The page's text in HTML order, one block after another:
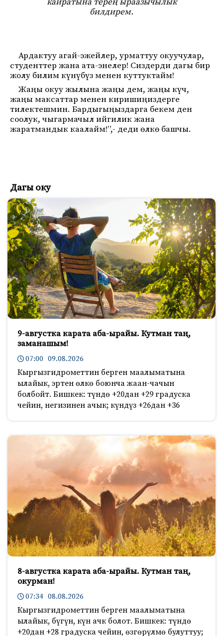
билдирем.
Ардактуу агай-эжейлер, урматтуу окуучулар,
студенттер жана ата-энелер! Сиздерди дагы бир
жолу билим күнүбүз менен куттуктайм!
Жаңы окуу жылына жаңы дем, жаңы күч,
жаңы максаттар менен киришиңиздерге
тилектешмин. Бардыгыңыздарга бекем ден
соолук, чыгармачыл ийгилик жана
жаратмандык каалайм!”,- деди өлкө башчы.
Дагы оку
9-августка карата аба-ырайы. Кутман таң,
заманашым!
07:00 09.08.2026
Кыргызгидрометтин берген маалыматына
ылайык, эртен өлкө боюнча жаан-чачын
болбойт. Бишкек: түндө +20дан +29 градуска
чейин, негизинен ачык; күндүз +26дан +36
8-августка карата аба-ырайы. Кутман таң,
окурман!
07:34 08.08.2026
Кыргызгидрометтин берген маалыматына
ылайык, бүгүн, күн ачк болот. Бишкек: түндө
+20дан +28 градуска чейин, өзгөрүлмө булуттуу;